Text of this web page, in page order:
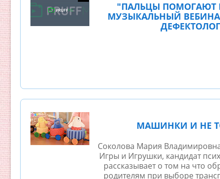
"ПАЛЬЦЫ ПОМОГАЮТ
МУЗЫКАЛЬНЫЙ
МАШИНКИ И НЕ
Соколова Мария
Игры и Игрушки, кандидат
рассказывает о том на что
родителям при выборе